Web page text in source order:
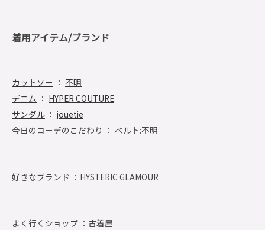
着用アイテム/ブランド
カットソー ： 不明
デニム ： HYPER COUTURE
サンダル ： jouetie
今日のコーデのこだわり ： ベルト:不明
好きなブランド ： HYSTERIC GLAMOUR
よく行くショップ ： 古着屋